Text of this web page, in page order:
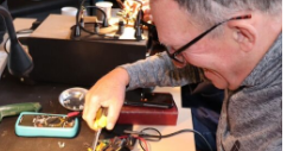
1 van 0 Volgend uur